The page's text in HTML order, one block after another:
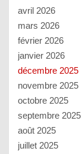
avril 2026
mars 2026
février 2026
janvier 2026
décembre 2025
novembre 2025
octobre 2025
septembre 2025
août 2025
juillet 2025